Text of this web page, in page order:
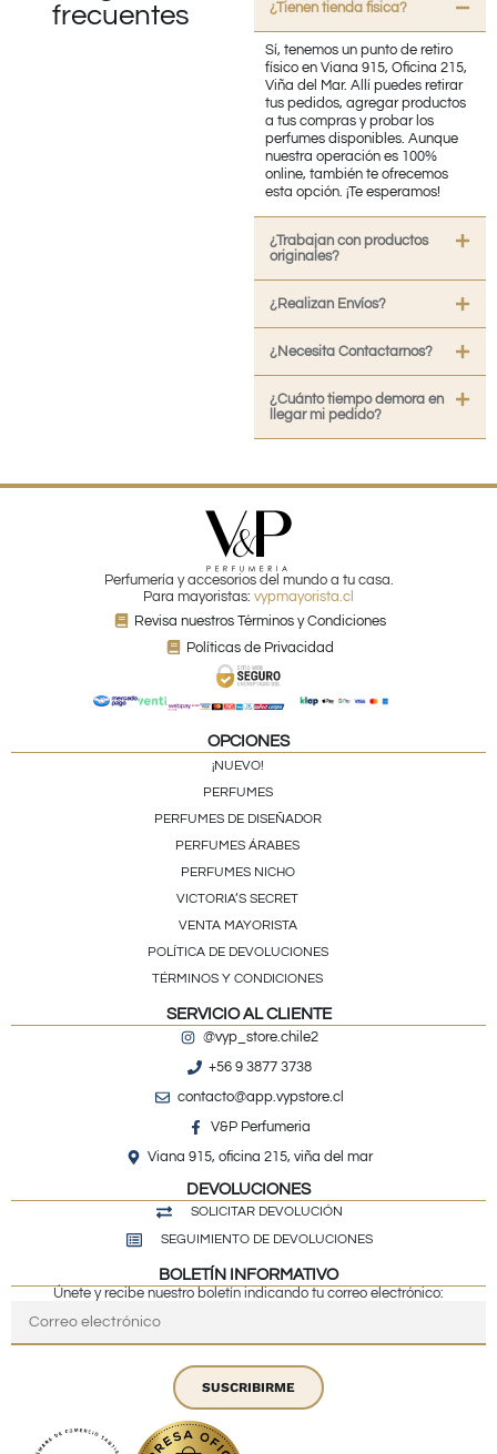
frecuentes
¿Tienen tienda fisica?
Sí, tenemos un punto de retiro
físico en Viana 915, Oficina 215,
Viña del Mar. Allí puedes retirar
tus pedidos, agregar productos
a tus compras y probar los
perfumes disponibles. Aunque
nuestra operación es 100%
online, también te ofrecemos
esta opción. ¡Te esperamos!
¿Trabajan con productos
originales?
¿Realizan Envíos?
¿Necesita Contactarnos?
¿Cuánto tiempo demora en
llegar mi pedido?
Perfumería y accesorios del mundo a tu casa.
Para mayoristas: vypmayorista.cl
Revisa nuestros Términos y Condiciones
Políticas de Privacidad
OPCIONES
¡NUEVO!
PERFUMES
PERFUMES DE DISEÑADOR
PERFUMES ÁRABES
PERFUMES NICHO
VICTORIA’S SECRET
VENTA MAYORISTA
POLÍTICA DE DEVOLUCIONES
TÉRMINOS Y CONDICIONES
SERVICIO AL CLIENTE
@vyp_store.chile2
+56 9 3877 3738
contacto@app.vypstore.cl
V&P Perfumeria
Viana 915, oficina 215, viña del mar
DEVOLUCIONES
SOLICITAR DEVOLUCIÓN
SEGUIMIENTO DE DEVOLUCIONES
BOLETÍN INFORMATIVO
Únete y recibe nuestro boletín indicando tu correo electrónico:
SUSCRIBIRME